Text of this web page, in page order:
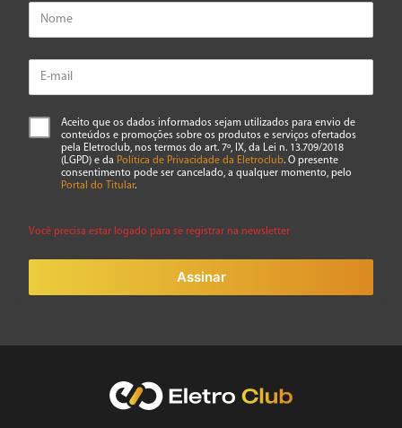
ENVIAR AVALIAÇÃO
Aceito que os dados informados sejam utilizados para envio de
conteúdos e promoções sobre os produtos e serviços ofertados
pela Eletroclub, nos termos do art. 7º, IX, da Lei n. 13.709/2018
(LGPD) e da Política de Privacidade da Eletroclub. O presente
consentimento pode ser cancelado, a qualquer momento, pelo
Portal do Titular.
Você precisa estar logado para se registrar na newsletter
Assinar